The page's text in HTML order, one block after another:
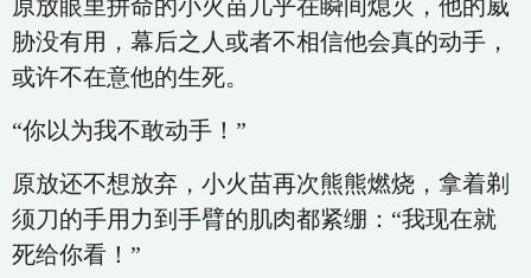
原放眼里拼命的小火苗几乎在瞬间熄灭，他的威
胁没有用，幕后之人或者不相信他会真的动手，
或许不在意他的生死。
“你以为我不敢动手！”
原放还不想放弃，小火苗再次熊熊燃烧，拿着剃
须刀的手用力到手臂的肌肉都紧绷：“我现在就
死给你看！”